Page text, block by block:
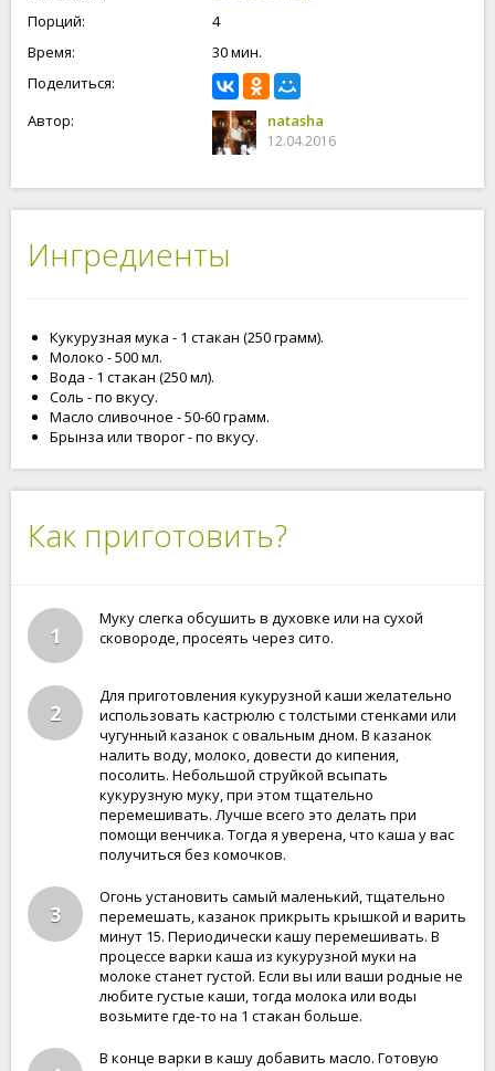
Порций:
4
Время:
30 мин.
Поделиться:
Автор:
natasha
12.04.2016
Ингредиенты
Кукурузная мука - 1 стакан (250 грамм).
Молоко - 500 мл.
Вода - 1 стакан (250 мл).
Соль - по вкусу.
Масло сливочное - 50-60 грамм.
Брынза или творог - по вкусу.
Как приготовить?
1
Муку слегка обсушить в духовке или на сухой
сковороде, просеять через сито.
2
Для приготовления кукурузной каши желательно
использовать кастрюлю с толстыми стенками или
чугунный казанок с овальным дном. В казанок
налить воду, молоко, довести до кипения,
посолить. Небольшой струйкой всыпать
кукурузную муку, при этом тщательно
перемешивать. Лучше всего это делать при
помощи венчика. Тогда я уверена, что каша у вас
получиться без комочков.
3
Огонь установить самый маленький, тщательно
перемешать, казанок прикрыть крышкой и варить
минут 15. Периодически кашу перемешивать. В
процессе варки каша из кукурузной муки на
молоке станет густой. Если вы или ваши родные не
любите густые каши, тогда молока или воды
возьмите где-то на 1 стакан больше.
В конце варки в кашу добавить масло. Готовую